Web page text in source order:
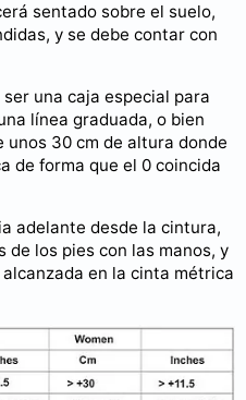
sentado sobre el suelo,
y se debe contar con
una caja especial para
línea graduada, o bien
unos 30 cm de altura donde
de forma que el 0 coincida
adelante desde la cintura,
los pies con las manos, y
en la cinta métrica